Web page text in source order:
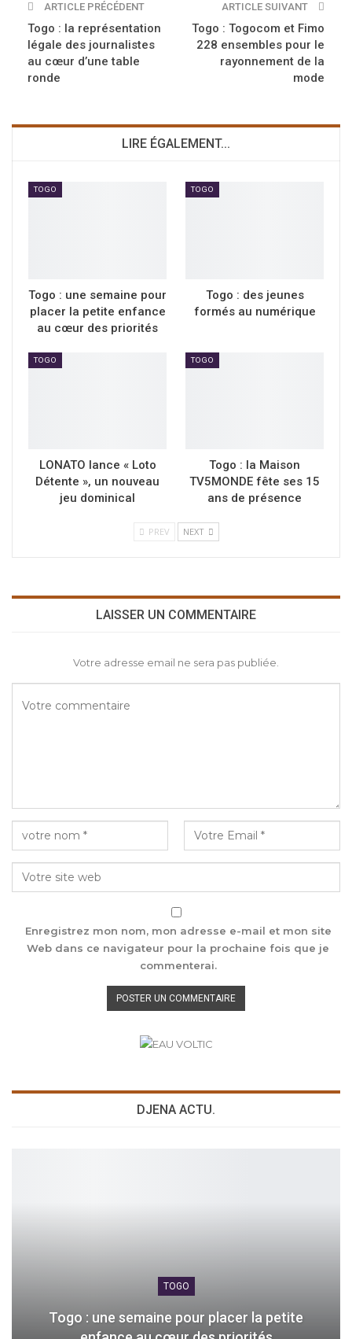
ARTICLE PRÉCÉDENT
Togo : la représentation
légale des journalistes
au cœur d’une table
ronde
ARTICLE SUIVANT
Togo : Togocom et Fimo
228 ensembles pour le
rayonnement de la
mode
LIRE ÉGALEMENT...
TOGO
Togo : une semaine pour
placer la petite enfance
au cœur des priorités
TOGO
Togo : des jeunes
formés au numérique
TOGO
LONATO lance « Loto
Détente », un nouveau
jeu dominical
TOGO
Togo : la Maison
TV5MONDE fête ses 15
ans de présence
PREV NEXT
LAISSER UN COMMENTAIRE
Votre adresse email ne sera pas publiée.
Enregistrez mon nom, mon adresse e-mail et mon site
Web dans ce navigateur pour la prochaine fois que je
commenterai.
DJENA ACTU.
TOGO
Togo : une semaine pour placer la petite